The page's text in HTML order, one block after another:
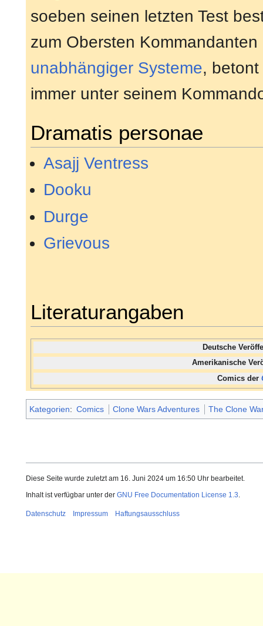
soeben seinen letzten Test
zum Obersten
unabhängiger Systeme,
immer unter seinem
Dramatis personae
Asajj Ventress
Dooku
Durge
Grievous
Literaturangaben
Deutsche
Amerikanische
Comics der
Kategorien: Comics Clone Wars Adventures The Clone
Diese Seite wurde zuletzt am 16. Juni 2024 um 16:50 Uhr bearbeitet.
Inhalt ist verfügbar unter der GNU Free Documentation License 1.3
Datenschutz Impressum Haftungsausschluss